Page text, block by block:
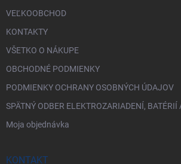
VEĽKOOBCHOD
KONTAKTY
VŠETKO O NÁKUPE
OBCHODNÉ PODMIENKY
PODMIENKY OCHRANY OSOBNÝCH ÚDAJOV
SPÄTNÝ ODBER ELEKTROZARIADENÍ,
Moja objednávka
KONTAKT